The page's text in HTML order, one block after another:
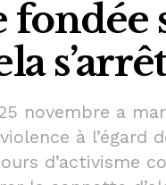
novembre a
à
d’activisme